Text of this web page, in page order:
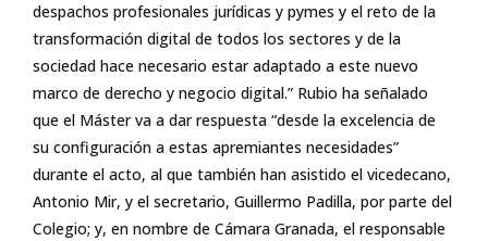
despachos profesionales jurídicas y pymes y el reto de la
transformación digital de todos los sectores y de la
sociedad hace necesario estar adaptado a este nuevo
marco de derecho y negocio digital.” Rubio ha señalado
que el Máster va a dar respuesta “desde la excelencia de
su configuración a estas apremiantes necesidades”
durante el acto, al que también han asistido el vicedecano,
Antonio Mir, y el secretario, Guillermo Padilla, por parte del
Colegio; y, en nombre de Cámara Granada, el responsable